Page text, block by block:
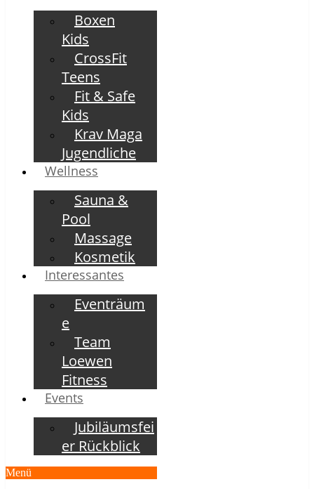
Boxen
Kids
CrossFit
Teens
Fit & Safe
Kids
Krav Maga
Jugendliche
Wellness
Sauna &
Pool
Massage
Kosmetik
Interessantes
Eventräum
e
Team
Loewen
Fitness
Events
Jubiläumsfei
er Rückblick
Menü